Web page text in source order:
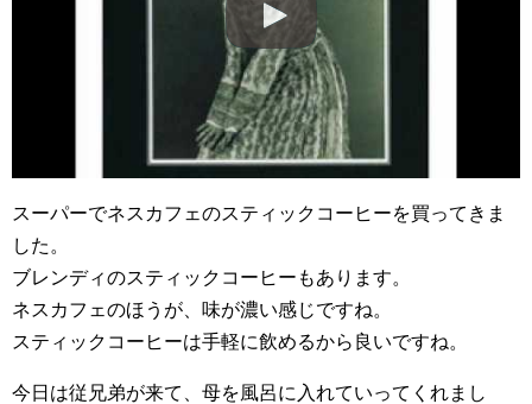
スーパーでネスカフェのスティックコーヒーを買ってきま
した。
ブレンディのスティックコーヒーもあります。
ネスカフェのほうが、味が濃い感じですね。
スティックコーヒーは手軽に飲めるから良いですね。
今日は従兄弟が来て、母を風呂に入れていってくれまし